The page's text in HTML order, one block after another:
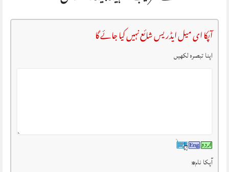
آپکا ای میل ایڈریس شائع نہیں کیا جائے گا
اپنا تبصرہ لکھیں
آپکا نام*